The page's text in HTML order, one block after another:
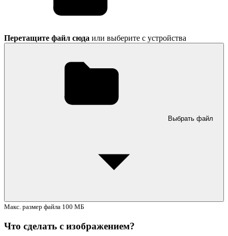
Перетащите файл сюда или выберите с устройства
Выбрать файл
Макс. размер файла 100 МБ
Что сделать с изображением?